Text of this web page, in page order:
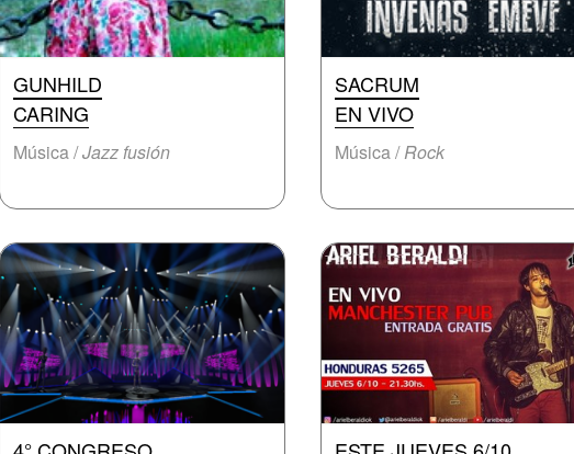
GUNHILD
CARING
Música /Jazz fusión
SACRUM
EN VIVO
Música /Rock